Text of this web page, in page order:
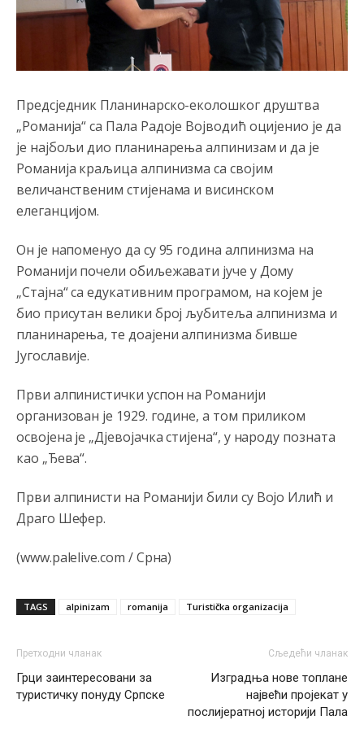
Предсједник Планинарско-еколошког друштва
„Романија“ са Пала Радоје Војводић оцијенио је да
је најбољи дио планинарења алпинизам и да је
Романија краљица алпинизма са својим
величанственим стијенама и висинском
елеганцијом.
Он је напоменуо да су 95 година алпинизма на
Романији почели обиљежавати јуче у Дому
„Стајна“ са едукативним програмом, на којем је
био присутан велики број љубитеља алпинизма и
планинарења, те доајени алпинизма бивше
Југославије.
Први алпинистички успон на Романији
организован је 1929. године, а том приликом
освојена је „Д‌јевојачка стијена“, у народу позната
као „Ђева“.
Први алпинисти на Романији били су Војо Илић и
Драго Шефер.
(www.palelive.com / Срна)
TAGS alpinizam romanija Turistička organizacija
Претходни чланак
Грци заинтересовани за
туристичку понуду Српске
Сљедећи чланак
Изградња нове топлане
највећи пројекат у
послијератној историји Пала
Анонимно2808216 8/6/2026
1:42
Akò se prevede...manji umro nego sto se rodio.
Kuniocu ide q u guz...
Анонимно2808843 8/6/2026
Анонимно2810587
Evo dasak vijetra s Romanije,neko iz publike povika,ma
pusti ih ciganija...pocetkom ovog vjeka,neko rece za
Radovana i Ratka kaki su oni srbi...i poce dalje da
besjedi znam ja dobro sta je bilo u Ag-ci...
Анонимно2810587 8/7/2026 11:13
Proguglajte
O kako su cudni lvi ljudi,uzeli bi sve da mogu...a ja srce
svima fajem,radujem se tudjoj sreci.I ko ima i ko nema
na iso ce mjesto leci!
Nije u svijetu problem,nahraniti siromasnd,kako nahraniti
Анонимно2811968 8/7/2026 11:38
Narod ne zeli da ih vode bogati i podobni,narod hoce